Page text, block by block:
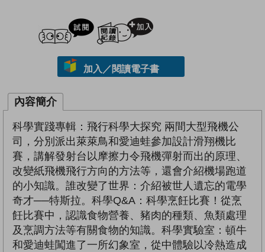
試閲
加入／閱讀電子書
內容簡介
科學實踐專輯：飛行科學大探究 兩間大型飛機公
司，分別派出萊萊鳥和愛迪蛙參加設計滑翔機比
賽，講解發射台以摩擦力令飛機彈射而出的原理、
改變紙飛機飛行方向的方法等，還會介紹機場跑道
的小知識。誰改變了世界：介紹被世人遺忘的電學
奇才──特斯拉。科學Q&A：科學烹飪比賽！從烹
飪比賽中，認識食物營養、豬肉的種類、魚類處理
及烹調方法等有關食物的知識。科學實驗室：頓牛
和愛迪蛙闖進了一所幻象室，從中體驗以冷熱造成